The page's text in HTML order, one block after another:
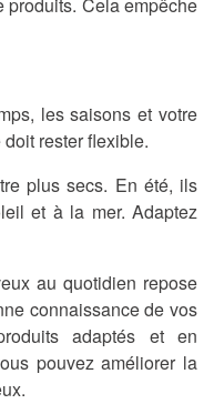
produits. Cela empêche
les saisons et votre
rester flexible.
plus secs. En été, ils
et à la mer. Adaptez
au quotidien repose
connaissance de vos
adaptés et en
pouvez améliorer la